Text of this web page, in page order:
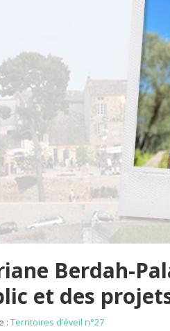
Berdah-
et des
: Territoires d’éveil n°27